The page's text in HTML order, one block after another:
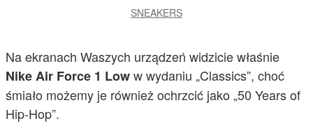
SNEAKERS
Na ekranach Waszych urządzeń widzicie właśnie
Nike Air Force 1 Loww wydaniu „Classics”, choć
śmiało możemy je również ochrzcić jako „50 Years of
Hip-Hop”.